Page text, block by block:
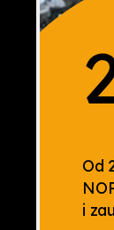
Od
i